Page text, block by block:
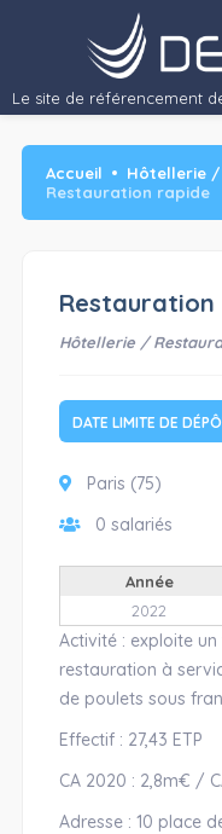
Le site de référencement
Accueil
Hôtellerie
Restauration rapide
Restauration
Hôtellerie /
DATE LIMITE DE
Paris (75)
0 salariés
Année
2022
Activité : exploite
restauration à
de poulets sous
Effectif : 27,43 ETP
CA 2020 : 2,8m€ /
Adresse : 10 place